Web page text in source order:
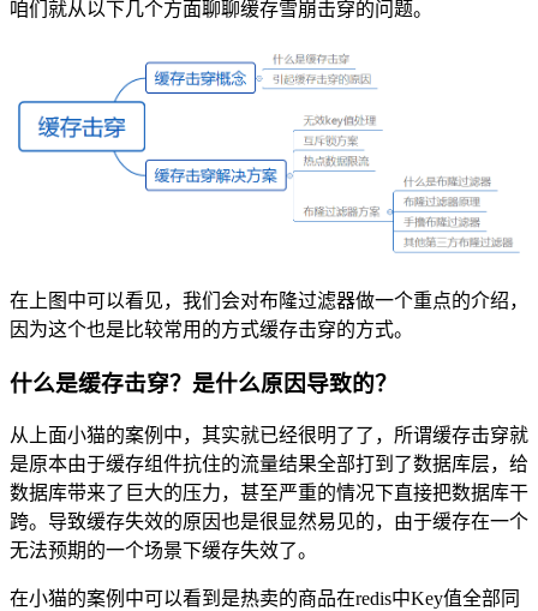
咱们就从以下几个方面聊聊缓存雪崩击穿的问题。
在上图中可以看见，我们会对布隆过滤器做一个重点的介绍，
因为这个也是比较常用的方式缓存击穿的方式。
什么是缓存击穿？是什么原因导致的？
从上面小猫的案例中，其实就已经很明了了，所谓缓存击穿就
是原本由于缓存组件抗住的流量结果全部打到了数据库层，给
数据库带来了巨大的压力，甚至严重的情况下直接把数据库干
跨。导致缓存失效的原因也是很显然易见的，由于缓存在一个
无法预期的一个场景下缓存失效了。
在小猫的案例中可以看到是热卖的商品在redis中Key值全部同